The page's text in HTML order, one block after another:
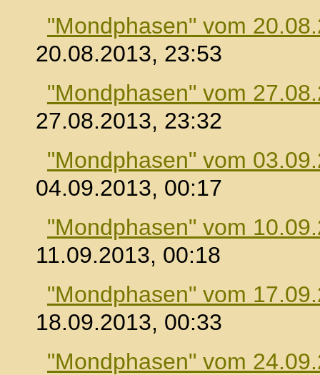
"Mondphasen" vom
20.08.2013, 23:53
"Mondphasen" vom
27.08.2013, 23:32
"Mondphasen" vom
04.09.2013, 00:17
"Mondphasen" vom
11.09.2013, 00:18
"Mondphasen" vom
18.09.2013, 00:33
"Mondphasen" vom